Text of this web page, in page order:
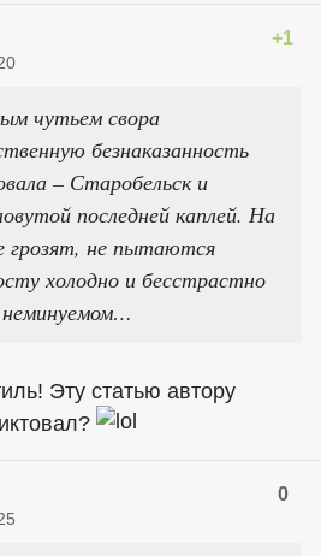
+1
чутьем свора
безнаказанность
– Старобельск и
последней каплей. На
грозят, не пытаются
холодно и бесстрастно
Эту статью автору
0